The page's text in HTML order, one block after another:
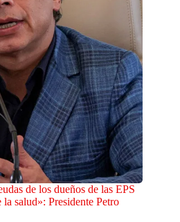
de los dueños de las EPS
salud»: Presidente Petro